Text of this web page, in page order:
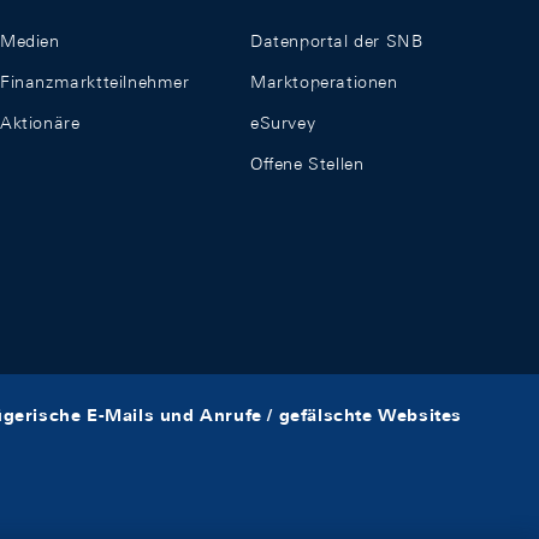
Medien
Finanzmarktteilnehmer
Aktionäre
Datenportal der SNB
Marktoperationen
eSurvey
Offene Stellen
E-Mails und Anrufe / gefälschte Websites